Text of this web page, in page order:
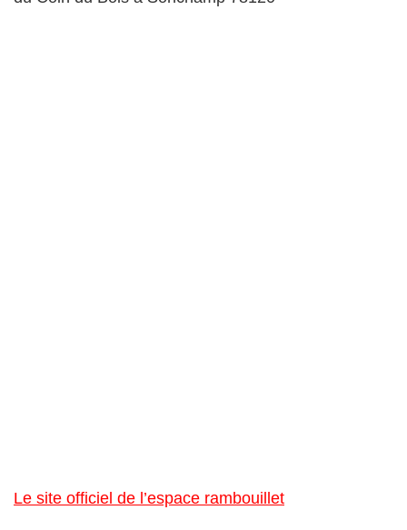
Le site officiel de l’espace rambouillet